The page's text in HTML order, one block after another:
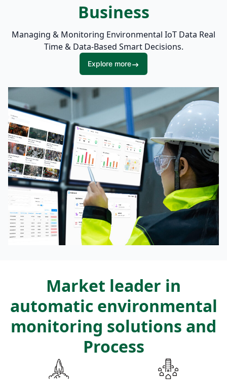
Business
Managing & Monitoring Environmental IoT Data Real
Time & Data-Based Smart Decisions.
Explore more
Market leader in
automatic environmental
monitoring solutions and
Process